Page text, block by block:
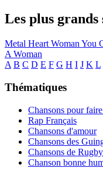
Les plus grands
Metal Heart Woman You
A Woman
A B C D E F G H I J K L
Thématiques
Chansons pour
Rap Français
Chansons d'amour
Chansons des
Chansons de
Chanson bonne